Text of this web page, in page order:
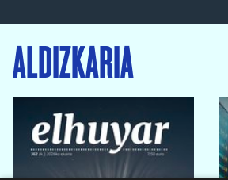
ALDIZKARIA